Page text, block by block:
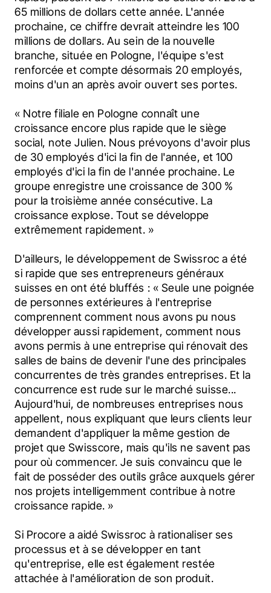
65 millions de dollars cette année. L'année
prochaine, ce chiffre devrait atteindre les 100
millions de dollars. Au sein de la nouvelle
branche, située en Pologne, l'équipe s'est
renforcée et compte désormais 20 employés,
moins d'un an après avoir ouvert ses portes.
« Notre filiale en Pologne connaît une
croissance encore plus rapide que le siège
social, note Julien. Nous prévoyons d'avoir plus
de 30 employés d'ici la fin de l'année, et 100
employés d'ici la fin de l'année prochaine. Le
groupe enregistre une croissance de 300 %
pour la troisième année consécutive. La
croissance explose. Tout se développe
extrêmement rapidement. »
D'ailleurs, le développement de Swissroc a été
si rapide que ses entrepreneurs généraux
suisses en ont été bluffés : « Seule une poignée
de personnes extérieures à l'entreprise
comprennent comment nous avons pu nous
développer aussi rapidement, comment nous
avons permis à une entreprise qui rénovait des
salles de bains de devenir l'une des principales
concurrentes de très grandes entreprises. Et la
concurrence est rude sur le marché suisse...
Aujourd'hui, de nombreuses entreprises nous
appellent, nous expliquant que leurs clients leur
demandent d'appliquer la même gestion de
projet que Swisscore, mais qu'ils ne savent pas
pour où commencer. Je suis convaincu que le
fait de posséder des outils grâce auxquels gérer
nos projets intelligemment contribue à notre
croissance rapide. »
Si Procore a aidé Swissroc à rationaliser ses
processus et à se développer en tant
qu'entreprise, elle est également restée
attachée à l'amélioration de son produit.